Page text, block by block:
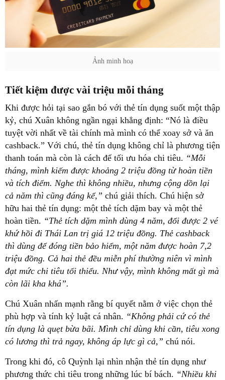
Ảnh minh hoạ
Tiết kiệm được vài triệu mỗi tháng
Khi được hỏi tại sao gắn bó với thẻ tín dụng suốt một thập
kỷ, chú Xuân không ngần ngại khẳng định: “Nó là điều
tuyệt vời nhất về tài chính mà mình có thể xoay sở và ăn
cashback.” Với chú, thẻ tín dụng không chỉ là phương tiện
thanh toán mà còn là cách để tối ưu hóa chi tiêu. “Mỗi
tháng, mình kiếm được khoảng 2 triệu đồng từ hoàn tiền
và tích điểm. Nghe thì không nhiều, nhưng cộng dồn lại
cả năm thì cũng đáng kể,” chú giải thích. Chú hiện sở
hữu hai thẻ tín dụng: một thẻ tích dặm bay và một thẻ
hoàn tiền. “Thẻ tích dặm mình dùng 4 năm, đổi được 2 vé
khứ hồi đi Thái Lan trị giá 12 triệu đồng. Thẻ cashback
thì dùng để đóng tiền bảo hiểm, một năm được hoàn 7,2
triệu đồng. Cả hai thẻ đều miễn phí thường niên vì mình
đạt mức chi tiêu tối thiểu. Như vậy, mình không mất gì mà
còn lãi kha khá”.
Chú Xuân nhấn mạnh rằng bí quyết nằm ở việc chọn thẻ
phù hợp và tính kỷ luật cá nhân. “Không phải cứ có thẻ
tín dụng là quẹt bừa bãi. Mình chỉ dùng khi cần, tiêu xong
có lương thì trả ngay, không áp lực gì cả,” chú nói.
Trong khi đó, cô Quỳnh lại nhìn nhận thẻ tín dụng như
phương thức chi tiêu trong những lúc bí bách. “Nhiều khi